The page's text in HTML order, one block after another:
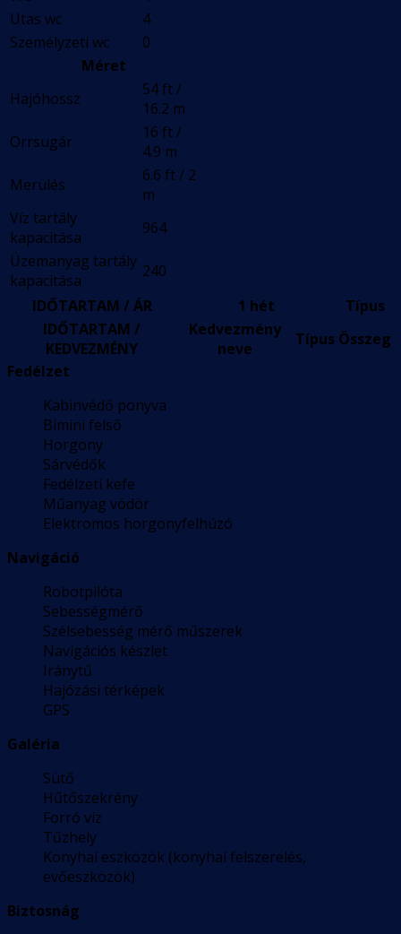
Utas wc
4
Személyzeti wc
0
Méret
Hajóhossz
54 ft /
16.2 m
Orrsugár
16 ft /
4.9 m
Merülés
6.6 ft / 2
m
Víz tartály
kapacitása
964
Üzemanyag tartály
kapacitása
240
IDŐTARTAM / ÁR
1 hét
Típus
IDŐTARTAM /
KEDVEZMÉNY
Kedvezmény
neve
Típus Összeg
Fedélzet
Kabinvédő ponyva
Bimini felső
Horgony
Sárvédők
Fedélzeti kefe
Műanyag vödör
Elektromos horgonyfelhúzó
Navigáció
Robotpilóta
Sebességmérő
Szélsebesség mérő műszerek
Navigációs készlet
Iránytű
Hajózási térképek
GPS
Galéria
Sütő
Hűtőszekrény
Forró víz
Tűzhely
Konyhai eszközök (konyhai felszerelés,
evőeszközök)
Biztosnág